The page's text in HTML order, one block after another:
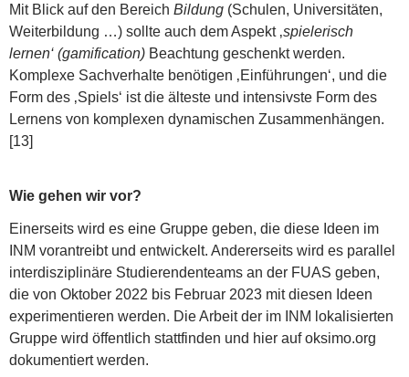
Mit Blick auf den Bereich Bildung (Schulen, Universitäten,
Weiterbildung …) sollte auch dem Aspekt ‚spielerisch
lernen‘ (gamification) Beachtung geschenkt werden.
Komplexe Sachverhalte benötigen ‚Einführungen‘, und die
Form des ‚Spiels‘ ist die älteste und intensivste Form des
Lernens von komplexen dynamischen Zusammenhängen.
[13]
Wie gehen wir vor?
Einerseits wird es eine Gruppe geben, die diese Ideen im
INM vorantreibt und entwickelt. Andererseits wird es parallel
interdisziplinäre Studierendenteams an der FUAS geben,
die von Oktober 2022 bis Februar 2023 mit diesen Ideen
experimentieren werden. Die Arbeit der im INM lokalisierten
Gruppe wird öffentlich stattfinden und hier auf oksimo.org
dokumentiert werden.